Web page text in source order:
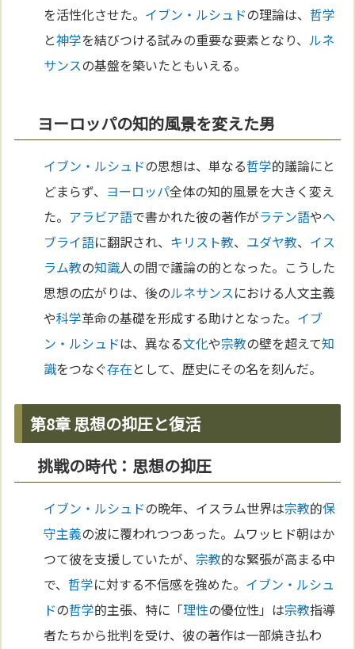
を活性化させた。 イブン・ルシュドの理論は、 哲学
と神学を結びつける試みの重要な要素となり、 ルネ
サンスの基盤を築いたともいえる。
ヨーロッパの知的風景を変えた男
イブン・ルシュドの思想は、単なる哲学的議論にと
どまらず、 ヨーロッパ全体の知的風景を大きく変え
た。 アラビア語で書かれた彼の著作がラテン語やヘ
ブライ語に翻訳され、 キリスト教、 ユダヤ教、 イス
ラム教の知識人の間で議論の的となった。こうした
思想の広がりは、後のルネサンスにおける人文主義
や科学革命の基礎を形成する助けとなった。 イブ
ン・ルシュドは、異なる文化や宗教の壁を超えて知
識をつなぐ存在として、歴史にその名を刻んだ。
第8章 思想の抑圧と復活
挑戦の時代：思想の抑圧
イブン・ルシュドの晩年、イスラム世界は宗教的保
守主義の波に覆われつつあった。ムワッヒド朝はか
つて彼を支援していたが、 宗教的な緊張が高まる中
で、 哲学に対する不信感を強めた。 イブン・ルシュ
ドの哲学的主張、特に「理性の優位性」は宗教指導
者たちから批判を受け、彼の著作は一部焼き払わ